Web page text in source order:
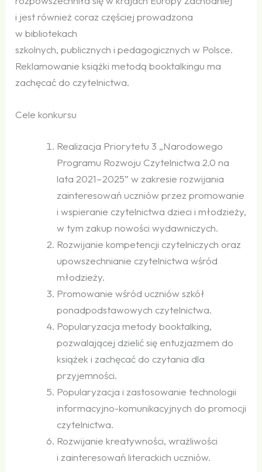
i jest również coraz częściej prowadzona
w bibliotekach
szkolnych, publicznych i pedagogicznych w Polsce.
Reklamowanie książki metodą booktalkingu ma
zachęcać do czytelnictwa.
Cele konkursu
Realizacja Priorytetu 3 „Narodowego
Programu Rozwoju Czytelnictwa 2.0 na
lata 2021 – 2025” w zakresie rozwijania
zainteresowań uczniów przez promowanie
i wspieranie czytelnictwa dzieci i młodzieży,
w tym zakup nowości wydawniczych.
Rozwijanie kompetencji czytelniczych oraz
upowszechnianie czytelnictwa wśród
młodzieży.
Promowanie wśród uczniów szkół
ponadpodstawowych czytelnictwa.
Popularyzacja metody booktalking,
pozwalającej dzielić się entuzjazmem do
książek i zachęcać do czytania dla
przyjemności.
Popularyzacja i zastosowanie technologii
informacyjno-komunikacyjnych do promocji
czytelnictwa.
Rozwijanie kreatywności, wrażliwości
i zainteresowań literackich uczniów.